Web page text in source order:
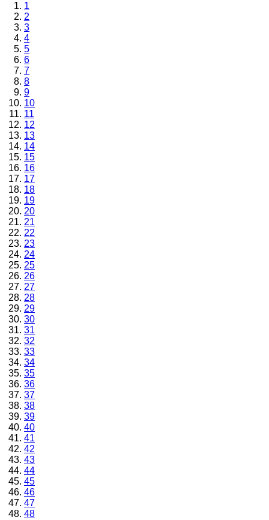
1
2
3
4
5
6
7
8
9
10
11
12
13
14
15
16
17
18
19
20
21
22
23
24
25
26
27
28
29
30
31
32
33
34
35
36
37
38
39
40
41
42
43
44
45
46
47
48